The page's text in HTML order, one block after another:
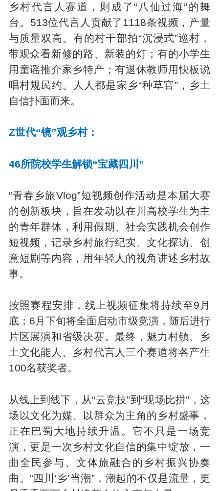
乡村代言人赛道，则成了“八仙过海”的舞
台。513位代言人贡献了1118条视频，产量
与质量双高。有的村干部拍“沉浸式”巡村，
带观众看新修的路、新装的灯；有的小学生
用童谣推介家乡特产；有退休教师用快板说
唱村规民约。人人都是家乡“种草官”，乡土
自信扑面而来。
Z世代“镜”观乡村：
46所院校学生解锁“宝藏四川”
“青春乡旅Vlog”短视频创作活动是本届大赛
的创新板块，旨在发动以在川高校学生为主
的青年群体，利用假期、社会实践机会创作
短视频，记录乡村旅行纪实、文化探访、创
意短剧等内容，用年轻人的视角讲述乡村故
事。
按照赛程安排，线上视频征集将持续至9月
底；6月下旬将全面启动市级竞演，随后进行
片区展演和省级决赛。最终，魅力村镇、乡
土文化能人、乡村代言人三个赛道将各产生
100名获奖者。
从线上到线下，从“云竞技”到“现场比拼”，这
场以文化为媒、以群众为主角的乡村盛事，
正在巴蜀大地持续升温。它不只是一场竞
演，更是一次乡村文化自信的集中绽放，一
曲全民参与、文体旅融合的乡村振兴协奏
曲。“四川‘乡’当潮”，潮起的不仅是流量，更